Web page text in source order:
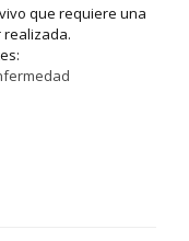
que requiere una
realizada.